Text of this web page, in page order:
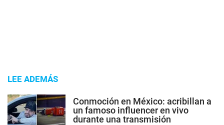
LEE ADEMÁS
Conmoción en México: acribillan a
un famoso influencer en vivo
durante una transmisión